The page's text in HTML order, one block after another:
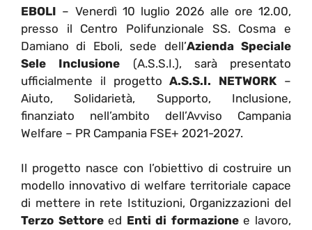
EBOLI – Venerdì 10 luglio 2026 alle ore 12.00,
presso il Centro Polifunzionale SS. Cosma e
Damiano di Eboli, sede dell’Azienda Speciale
Sele Inclusione (A.S.S.I.), sarà presentato
ufficialmente il progettoA.S.S.I. NETWORK –
Aiuto, Solidarietà, Supporto, Inclusione,
finanziato nell’ambito dell’Avviso Campania
Welfare – PR Campania FSE+ 2021-2027.
Il progetto nasce con l’obiettivo di costruire un
modello innovativo di welfare territoriale capace
di mettere in rete Istituzioni, Organizzazioni del
Terzo Settoreed Enti di formazionee lavoro,